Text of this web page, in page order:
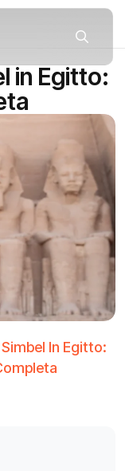
in Egitto:
In Egitto: